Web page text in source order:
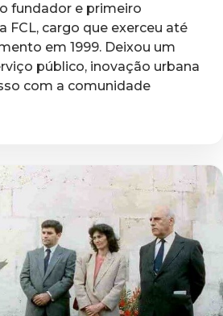
fundador e primeiro
FCL, cargo que exerceu até
em 1999. Deixou um
público, inovação urbana
com a comunidade